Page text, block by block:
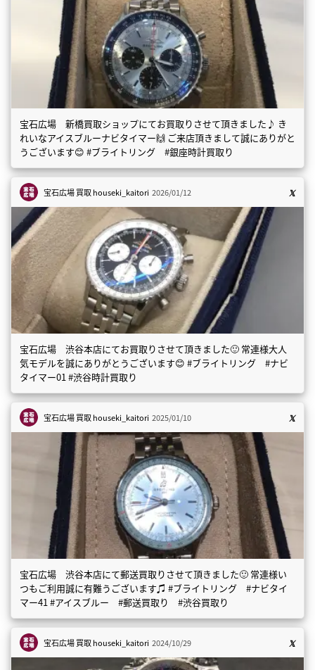
宝石広場 新橋買取ショップにてお買取りさせて頂きました♪ き
れいなアイスブルーナビタイマー🙌 ご来店頂きまして誠にありがと
うございます😊 #ブライトリング #銀座時計買取り
宝石広場 買取houseki_kaitori 2026/01/12
宝石広場 渋谷本店にてお買取りさせて頂きました🙂 常連様大人
気モデルを誠にありがとうございます😊 #ブライトリング #ナビ
タイマー01 #渋谷時計買取り
宝石広場 買取houseki_kaitori 2025/01/10
宝石広場 渋谷本店にて郵送買取りさせて頂きました🙂 常連様い
つもご利用誠に有難うございます♫ #ブライトリング #ナビタイ
マー41 #アイスブルー #郵送買取り #渋谷買取り
宝石広場 買取houseki_kaitori 2024/10/29